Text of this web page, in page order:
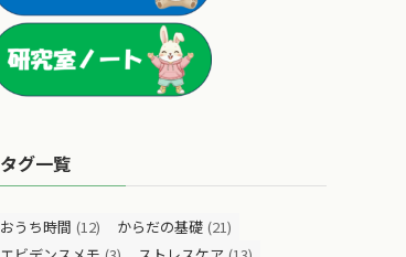
タグ一覧
おうち時間 (12) からだの基礎 (21)